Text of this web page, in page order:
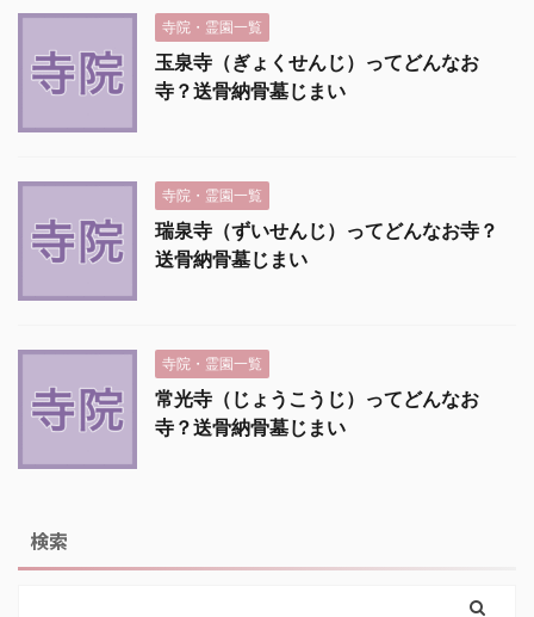
寺院・霊園一覧
玉泉寺（ぎょくせんじ）ってどんなお
寺？送骨納骨墓じまい
寺院・霊園一覧
瑞泉寺（ずいせんじ）ってどんなお寺？
送骨納骨墓じまい
寺院・霊園一覧
常光寺（じょうこうじ）ってどんなお
寺？送骨納骨墓じまい
検索